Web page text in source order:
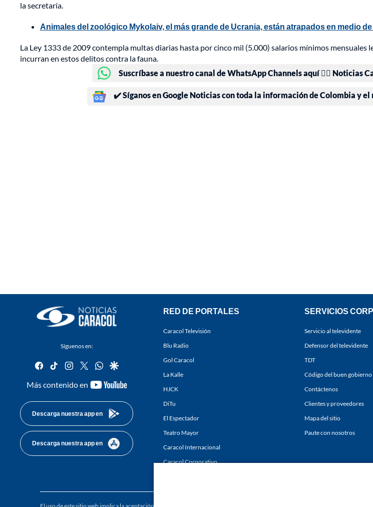
la secretaría.
Animales del zoológico Mykolaiv, el más grande de Ucrania, están atrapados en medio
La Ley 1333 de 2009 contempla multas diarias hasta por cinco mil (5.000) salarios mínimos mensuales
incurran en estos delitos contra la fauna.
Suscríbase a nuestro canal de WhatsApp Channels aquí 👉🏻 Noticias
✔️ Síganos en Google Noticias con toda la información de Colombia y el
Síguenos en:
facebook
tiktok instagram
twitterwhatsapp
google
Más contenido en
youtube-
Descarga nuestra app en
Descarga nuestra app en
RED DE PORTALES
Caracol Televisión
Blu Radio
Gol Caracol
La Kalle
HJCK
DiTu
El Espectador
Teatro Mayor
Caracol Internacional
Caracol Corporativo
SERVICIOS
Servicio al televidente
Defensor del televidente
TDT
Código del buen gobierno
Contáctenos
Clientes y proveedores
Mapa del sitio
Paute con nosotros